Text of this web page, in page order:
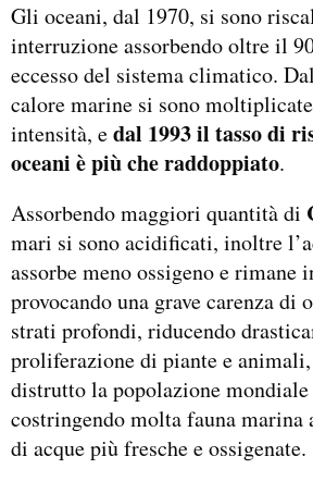
Gli oceani, dal 1970, si sono
interruzione assorbendo oltre il
eccesso del sistema climatico.
calore marine si sono
intensità, edal 1993 il tasso di
oceani è più che raddoppiato.
Assorbendo maggiori quantità di
mari si sono acidificati, inoltre
assorbe meno ossigeno e rimane
provocando una grave carenza di
strati profondi, riducendo
proliferazione di piante e
distrutto la popolazione
costringendo molta fauna marina
di acque più fresche e ossigenate.